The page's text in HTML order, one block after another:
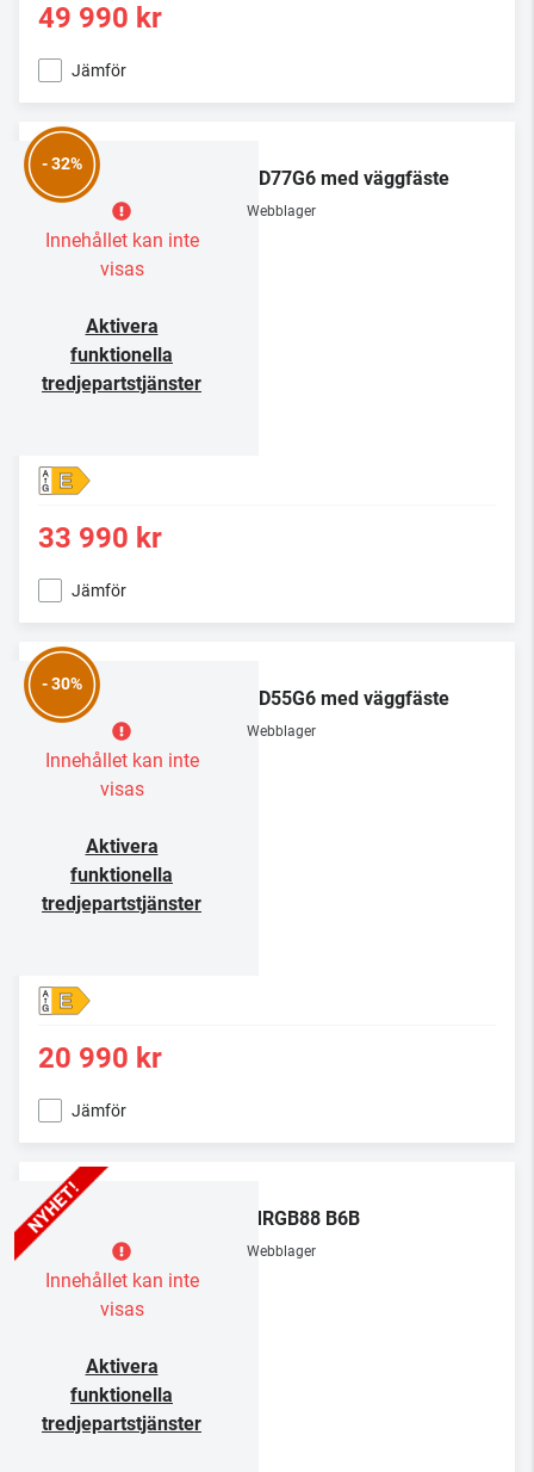
49 990 kr
Jämför
- 32%
Innehållet kan inte
visas
Aktivera
funktionella
tredjepartstjänster
OLED77G6 med väggfäste
Webblager
E
33 990 kr
Jämför
- 30%
Innehållet kan inte
visas
Aktivera
funktionella
tredjepartstjänster
OLED55G6 med väggfäste
Webblager
E
20 990 kr
Jämför
Innehållet kan inte
visas
Aktivera
funktionella
tredjepartstjänster
86MRGB88 B6B
Webblager